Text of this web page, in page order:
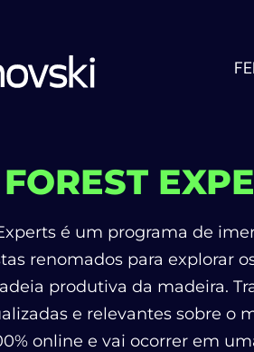
é um programa de
renomados para explorar
produtiva da madeira.
e relevantes sobre o
online e vai ocorrer em